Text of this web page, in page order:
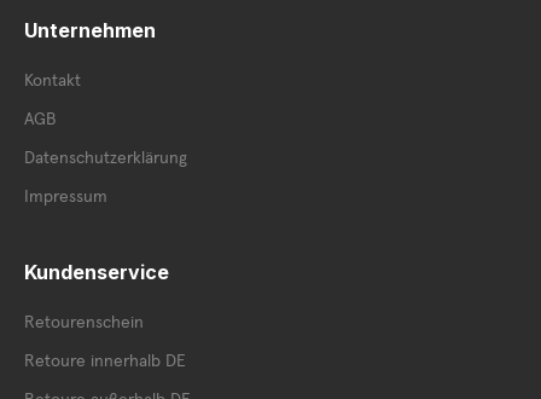
Unternehmen
Kontakt
AGB
Datenschutzerklärung
Impressum
Kundenservice
Retourenschein
Retoure innerhalb DE